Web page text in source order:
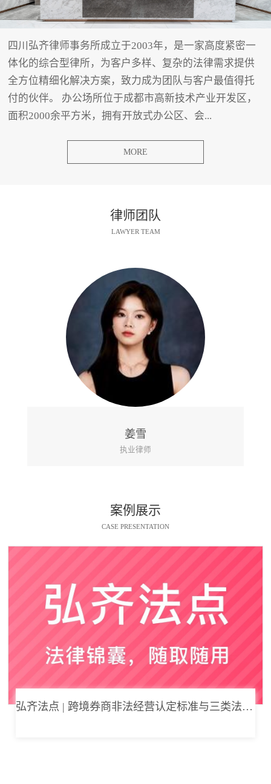
四川弘齐律师事务所成立于2003年，是一家高度紧密一
体化的综合型律所，为客户多样、复杂的法律需求提供
全方位精细化解决方案，致力成为团队与客户最值得托
付的伙伴。 办公场所位于成都市高新技术产业开发区，
面积2000余平方米，拥有开放式办公区、会...
MORE
律师团队
LAWYER TEAM
姜雪
执业律师
案例展示
CASE PRESENTATION
弘齐法点 | 跨境券商非法经营认定标准与三类法律风险边界